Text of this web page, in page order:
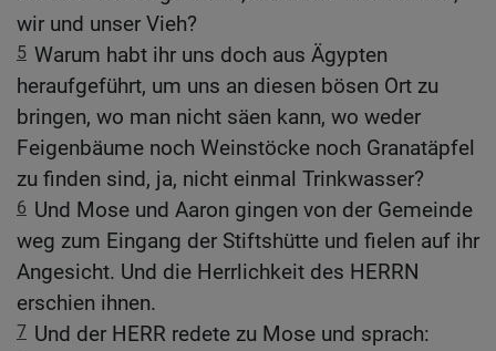
wir und unser Vieh?
5 Warum habt ihr uns doch aus Ägypten
heraufgeführt, um uns an diesen bösen Ort zu
bringen, wo man nicht säen kann, wo weder
Feigenbäume noch Weinstöcke noch Granatäpfel
zu finden sind, ja, nicht einmal Trinkwasser?
6 Und Mose und Aaron gingen von der Gemeinde
weg zum Eingang der Stiftshütte und fielen auf ihr
Angesicht. Und die Herrlichkeit des HERRN
erschien ihnen.
7 Und der HERR redete zu Mose und sprach: